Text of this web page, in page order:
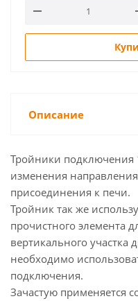
Описание
Тройники подключения
изменения
присоединения к печи.
Тройник так же
прочистного элемента
вертикального
необходимо
подключения.
Зачастую применяется